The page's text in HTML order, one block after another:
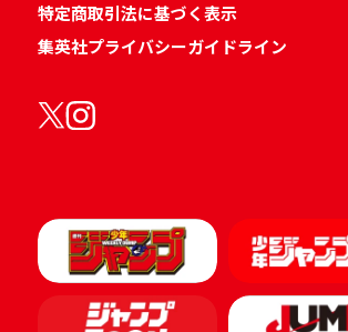
特定商取引法に基づく表示
集英社プライバシーガイドライン